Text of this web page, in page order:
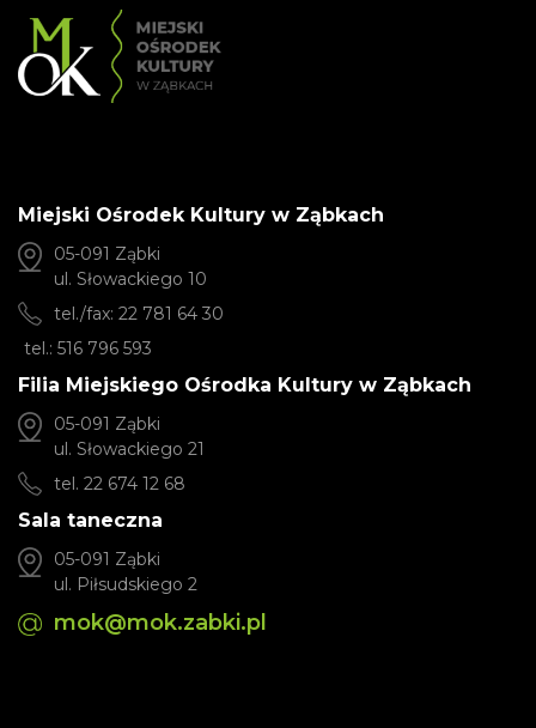
Miejski Ośrodek Kultury w Ząbkach
05-091 Ząbki
ul. Słowackiego 10
tel./fax: 22 781 64 30
tel.: 516 796 593
Filia Miejskiego Ośrodka Kultury w Ząbkach
05-091 Ząbki
ul. Słowackiego 21
tel. 22 674 12 68
Sala taneczna
05-091 Ząbki
ul. Piłsudskiego 2
mok@mok.zabki.pl